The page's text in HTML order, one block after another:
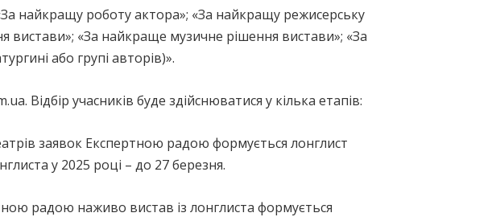
найкращу роботу актора»; «За найкращу режисерську
вистави»; «За найкраще музичне рішення вистави»; «За
або групі авторів)».
Відбір учасників буде здійснюватися у кілька етапів:
заявок Експертною радою формується лонглист
у 2025 році – до 27 березня.
радою наживо вистав із лонглиста формується